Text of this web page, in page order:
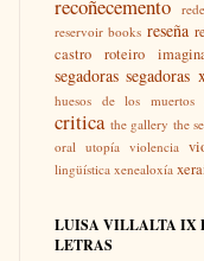
recoñecemento
reservoir books reseña
castro
roteiro
segadoras segadoras
huesos de los muertos
critica the gallery the
oral utopía violencia
lingüística xenealoxía
LUISA VILLALTA IX
LETRAS